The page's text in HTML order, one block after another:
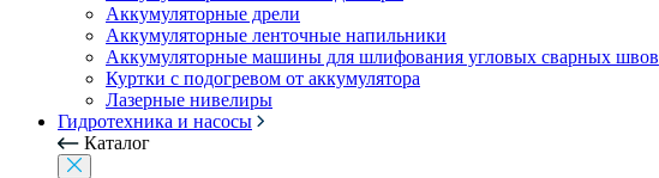
Аккумуляторные дрели
Аккумуляторные ленточные напильники
Аккумуляторные машины для шлифования угловых сварных швов
Куртки с подогревом от аккумулятора
Лазерные нивелиры
Гидротехника и насосы
Каталог